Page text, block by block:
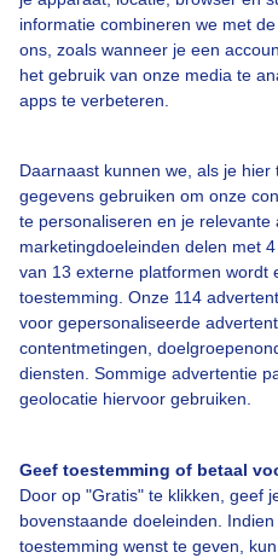
informatie combineren we met
ons, zoals wanneer je een
het gebruik van onze media te
apps te verbeteren.
Daarnaast kunnen we, als je
gegevens gebruiken om onze
te personaliseren en je
marketingdoeleinden delen met
van 13 externe platformen wordt
toestemming. Onze 114
voor gepersonaliseerde
contentmetingen,
diensten. Sommige advertentie
geolocatie hiervoor gebruiken.
Geef toestemming of betaal
Door op "Gratis" te klikken, geef
bovenstaande doeleinden.
toestemming wenst te geven,
Bekijk slideshow
Een moment
Bedrijfsgegevens
Veelgestelde vragen